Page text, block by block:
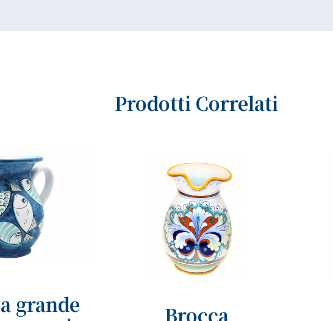
Prodotti Correlati
grande
Brocca